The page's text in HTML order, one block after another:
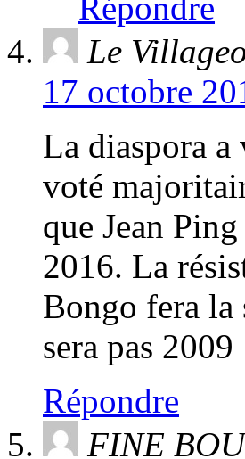
Répondre
Le
17 octobre
La diaspora a
voté
que Jean
2016. La
Bongo fera la
sera pas 2009
Répondre
FINE